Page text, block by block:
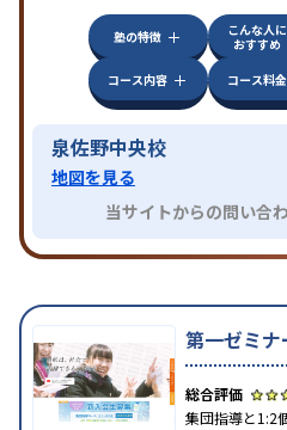
塾の特徴
こんな人に
おすすめ
コース内容
コース料金
泉佐野中央校
地図を見る
当サイトからの問い合
第一ゼミナ
集団指導と1:2